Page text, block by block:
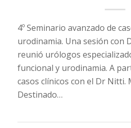
4º Seminario avanzado de
urodinamia. Una sesión con
reunió urólogos
funcional y urodinamia. A
casos clínicos con el Dr Nitti.
Destinado…